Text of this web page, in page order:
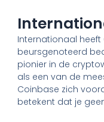
Internationaal
beursgenoteerd
pionier in de
als een van de
Coinbase zich
betekent dat je